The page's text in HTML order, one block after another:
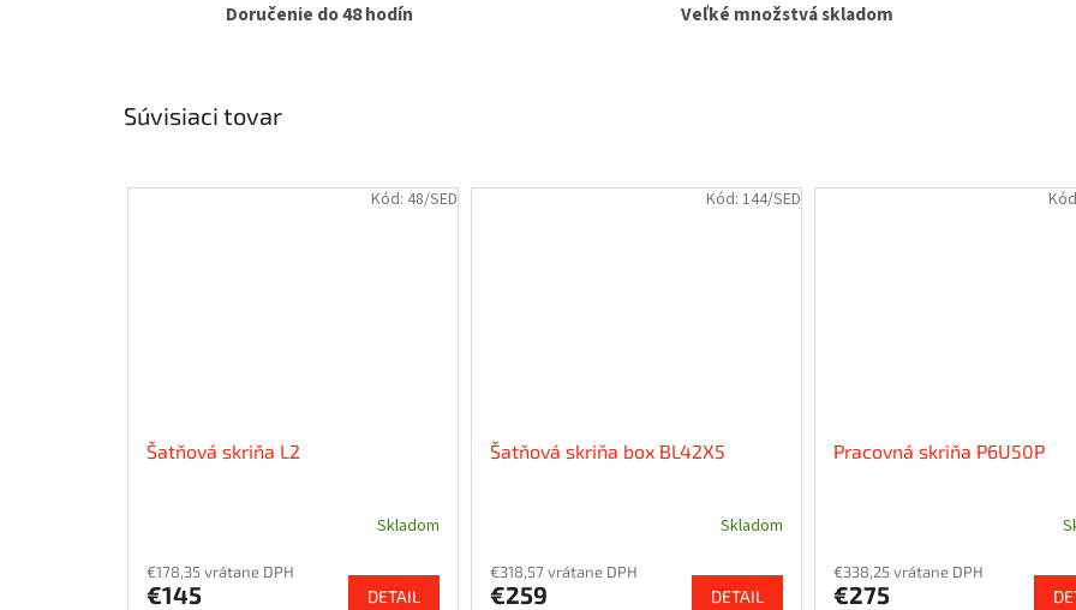
Doručenie do 48 hodín Veľké množstvá skladom
Súvisiaci tovar
Šatňová skriňa L2
Skladom
€178,35 vrátane DPH
€145 DETAIL
Kód: 48/SED
Šatňová skriňa box BL42X5
Skladom
€318,57 vrátane DPH
€259 DETAIL
Kód: 144/SED
Pracovná skriňa P6U50P
€338,25 vrátane DPH
€275